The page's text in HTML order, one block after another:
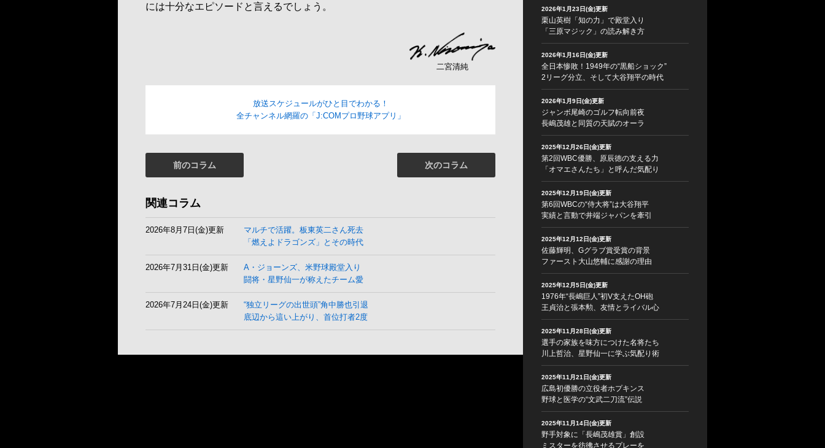
には十分なエピソードと言えるでしょう。
二宮清純
放送スケジュールがひと目でわかる！
全チャンネル網羅の「J:COMプロ野球アプリ」
前のコラム 次のコラム
関連コラム
2026年8月7日(金)更新
マルチで活躍。板東英二さん死去
「燃えよドラゴンズ」とその時代
2026年7月31日(金)更新
A・ジョーンズ、米野球殿堂入り
闘将・星野仙一が称えたチーム愛
2026年7月24日(金)更新
“独立リーグの出世頭”角中勝也引退
底辺から這い上がり、首位打者2度
2026年1月23日(金)更新
栗山英樹「知の力」で殿堂入り
「三原マジック」の読み解き方
2026年1月16日(金)更新
全日本惨敗！1949年の“黒船ショック”
2リーグ分立、そして大谷翔平の時代
2026年1月9日(金)更新
ジャンボ尾崎のゴルフ転向前夜
長嶋茂雄と同質の天賦のオーラ
2025年12月26日(金)更新
第2回WBC優勝、原辰徳の支える力
「オマエさんたち」と呼んだ気配り
2025年12月19日(金)更新
第6回WBCの“侍大将”は大谷翔平
実績と言動で井端ジャパンを牽引
2025年12月12日(金)更新
佐藤輝明、Gグラブ賞受賞の背景
ファースト大山悠輔に感謝の理由
2025年12月5日(金)更新
1976年“長嶋巨人”初V支えたOH砲
王貞治と張本勲、友情とライバル心
2025年11月28日(金)更新
選手の家族を味方につけた名将たち
川上哲治、星野仙一に学ぶ気配り術
2025年11月21日(金)更新
広島初優勝の立役者ホプキンス
野球と医学の“文武二刀流”伝説
2025年11月14日(金)更新
野手対象に「長嶋茂雄賞」創設
ミスターを彷彿させるプレーを